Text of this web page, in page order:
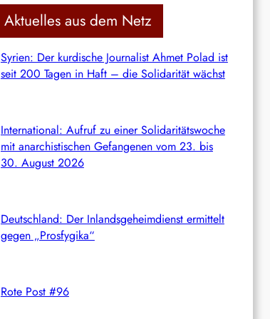
Aktuelles aus dem Netz
Syrien: Der kurdische Journalist Ahmet Polad ist
seit 200 Tagen in Haft – die Solidarität wächst
International: Aufruf zu einer Solidaritätswoche
mit anarchistischen Gefangenen vom 23. bis
30. August 2026
Deutschland: Der Inlandsgeheimdienst ermittelt
gegen „Prosfygika“
Rote Post #96